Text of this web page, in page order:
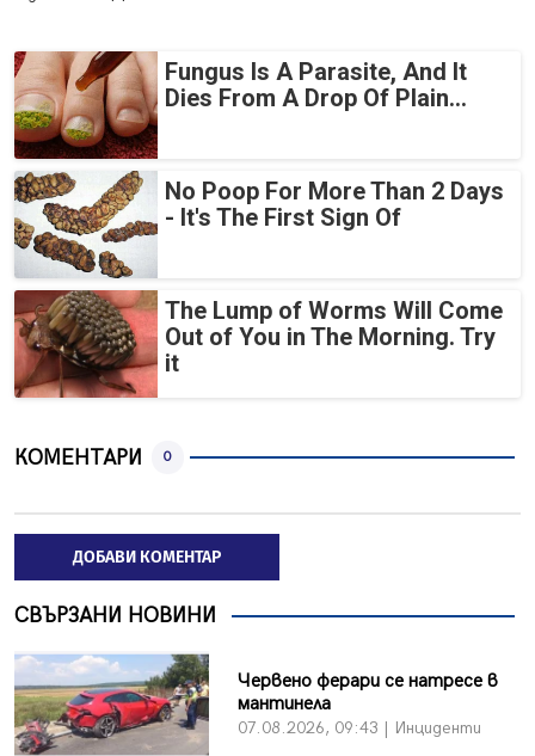
Fungus Is A Parasite, And It
Dies From A Drop Of Plain...
No Poop For More Than 2 Days
- It's The First Sign Of
The Lump of Worms Will Come
Out of You in The Morning. Try
it
КОМЕНТАРИ 0
ДОБАВИ КОМЕНТАР
СВЪРЗАНИ НОВИНИ
Червено ферари се натресе в
мантинела
07.08.2026, 09:43 | Инциденти